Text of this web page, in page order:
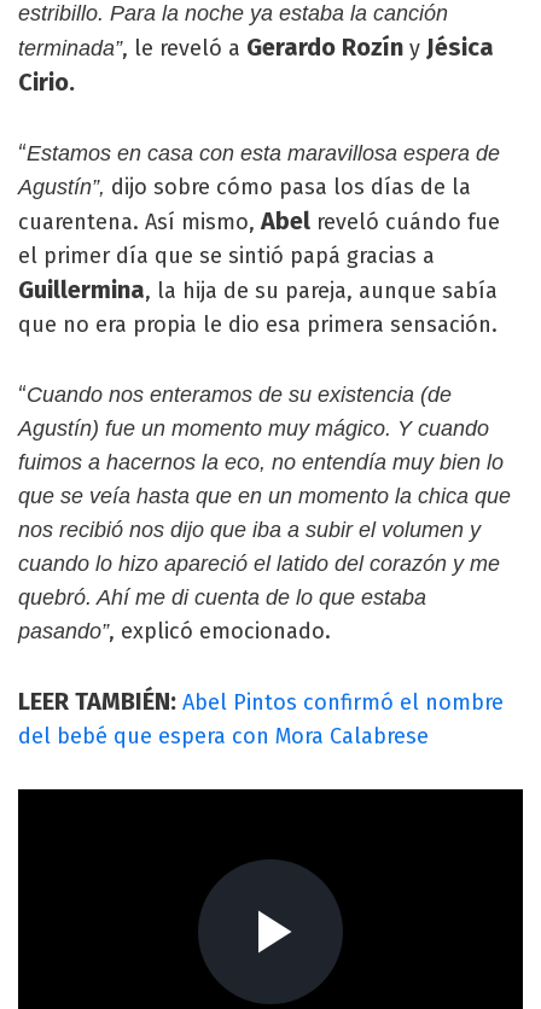
estribillo. Para la noche ya estaba la canción
terminada”, le reveló a Gerardo Rozín y Jésica
Cirio.
“Estamos en casa con esta maravillosa espera de
Agustín”, dijo sobre cómo pasa los días de la
cuarentena. Así mismo,Abel reveló cuándo fue
el primer día que se sintió papá gracias a
Guillermina, la hija de su pareja, aunque sabía
que no era propia le dio esa primera sensación.
“Cuando nos enteramos de su existencia (de
Agustín) fue un momento muy mágico. Y cuando
fuimos a hacernos la eco, no entendía muy bien lo
que se veía hasta que en un momento la chica que
nos recibió nos dijo que iba a subir el volumen y
cuando lo hizo apareció el latido del corazón y me
quebró. Ahí me di cuenta de lo que estaba
pasando”, explicó emocionado.
LEER TAMBIÉN: Abel Pintos confirmó el nombre
del bebé que espera con Mora Calabrese